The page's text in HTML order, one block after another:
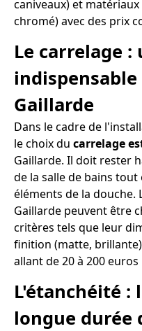
caniveaux) et
chromé) avec des prix
Le carrelage :
Gaillarde
Dans le cadre de
le choix du carrelage
Gaillarde. Il doit rester
de la salle de bains
éléments de la douche.
Gaillarde peuvent être
critères tels que leur
finition (matte,
allant de 20 à 200 euros
L'étanchéité :
longue durée